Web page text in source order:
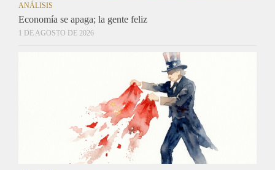
ANÁLISIS
Economía se apaga; la gente feliz
1 DE AGOSTO DE 2026